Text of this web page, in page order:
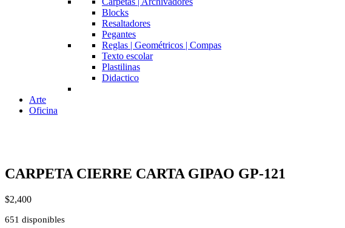
Blocks
Resaltadores
Pegantes
Reglas | Geométricos | Compas
Texto escolar
Plastilinas
Didactico
Arte
Oficina
CARPETA CIERRE CARTA GIPAO GP-121
$2,400
651 disponibles